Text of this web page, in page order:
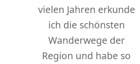
vielen Jahren erkunde
ich die schönsten
Wanderwege der
Region und habe so